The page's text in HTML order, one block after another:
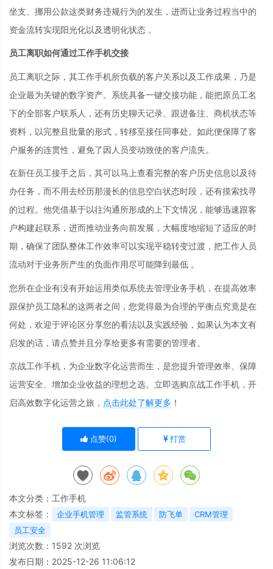
坐支、挪用公款这类财务违规行为的发生，进而让业务过程当中的
资金流转实现阳光化以及透明化状态 。
员工离职如何通过工作手机交接
员工离职之际，其工作手机所负载的客户关系以及工作成果，乃是
企业最为关键的数字资产。系统具备一键交接功能，能把原员工名
下的全部客户联系人，还有历史聊天记录、跟进备注、商机状态等
资料，以完整且批量的形式，转移至接任同事处。如此便保障了客
户服务的连贯性，避免了因人员变动致使的客户流失。
在新任员工接手之后，其可以马上查看完整的客户历史信息以及待
办任务，而不用去经历那漫长的信息空白状态时段，还有摸索找寻
的过程。他凭借基于以往沟通所形成的上下文情况，能够迅速跟客
户构建起联系，进而推动业务向前发展，大幅度地缩短了适应的时
期，确保了团队整体工作效率可以实现平稳转变过渡，把工作人员
流动对于业务所产生的负面作用尽可能降到最低 。
您所在企业有没有开始运用类似系统去管理业务手机，在提高效率
跟保护员工隐私的这两者之间，您觉得最为合理的平衡点究竟是在
何处，欢迎于评论区分享您的看法以及实践经验，如果认为本文有
启发的话，请点赞并且分享给更多有需要的管理者。
京战工作手机，为企业数字化运营而生，是您提升管理效率、保障
运营安全、增加企业收益的理想之选。立即选购京战工作手机，开
启高效数字化运营之旅， 点击此处了解更多 ！
点赞(0) 打赏
本文分类： 工作手机
本文标签：
企业手机管理 监管系统 防飞单
CRM管理
员工安全
浏览次数： 1592 次浏览
发布日期：2025-12-26 11:06:12